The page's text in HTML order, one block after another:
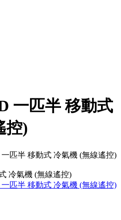
一匹半 移動式
控)
冷氣機 (無線遙控)